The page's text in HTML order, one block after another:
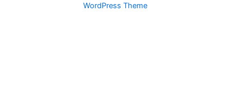
WordPress Theme